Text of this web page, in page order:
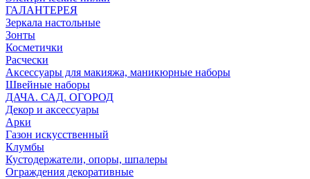
ГАЛАНТЕРЕЯ
Зеркала настольные
Зонты
Косметички
Расчески
Аксессуары для макияжа, маникюрные наборы
Швейные наборы
ДАЧА. САД. ОГОРОД
Декор и аксессуары
Арки
Газон искусственный
Клумбы
Кустодержатели, опоры, шпалеры
Ограждения декоративные